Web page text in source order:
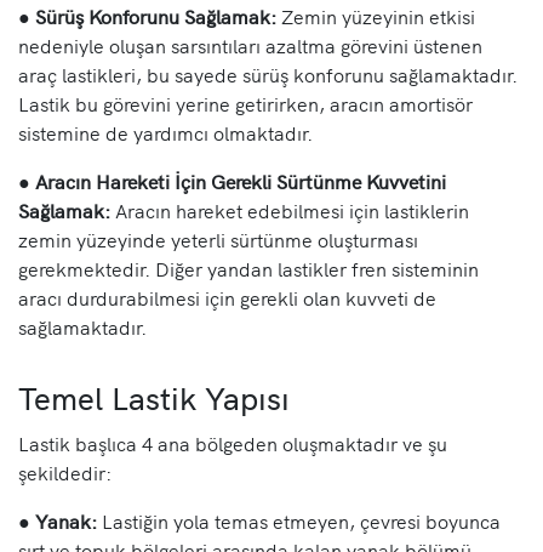
● Sürüş Konforunu Sağlamak: Zemin yüzeyinin etkisi
nedeniyle oluşan sarsıntıları azaltma görevini üstenen
araç lastikleri, bu sayede sürüş konforunu sağlamaktadır.
Lastik bu görevini yerine getirirken, aracın amortisör
sistemine de yardımcı olmaktadır.
● Aracın Hareketi İçin Gerekli Sürtünme Kuvvetini
Sağlamak: Aracın hareket edebilmesi için lastiklerin
zemin yüzeyinde yeterli sürtünme oluşturması
gerekmektedir. Diğer yandan lastikler fren sisteminin
aracı durdurabilmesi için gerekli olan kuvveti de
sağlamaktadır.
Temel Lastik Yapısı
Lastik başlıca 4 ana bölgeden oluşmaktadır ve şu
şekildedir:
● Yanak: Lastiğin yola temas etmeyen, çevresi boyunca